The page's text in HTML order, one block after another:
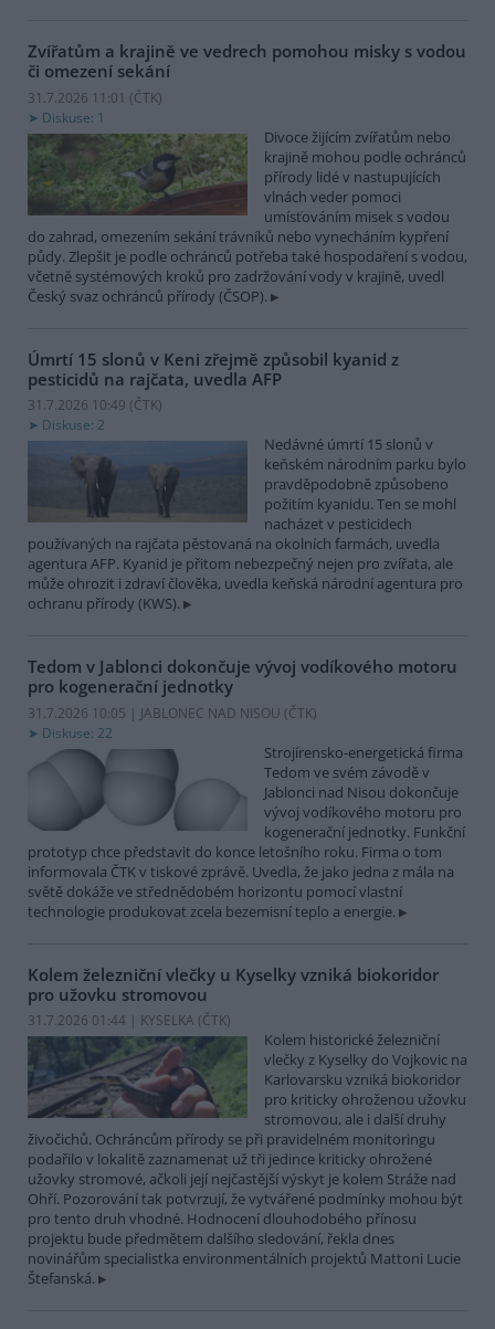
Zvířatům a krajině ve vedrech pomohou misky s vodou
či omezení sekání
31.7.2026 11:01 (ČTK)
Diskuse: 1
Divoce žijícím zvířatům nebo
krajině mohou podle ochránců
přírody lidé v nastupujících
vlnách veder pomoci
umísťováním misek s vodou
do zahrad, omezením sekání trávníků nebo vynecháním kypření
půdy. Zlepšit je podle ochránců potřeba také hospodaření s vodou,
včetně systémových kroků pro zadržování vody v krajině, uvedl
Český svaz ochránců přírody (ČSOP).
Úmrtí 15 slonů v Keni zřejmě způsobil kyanid z
pesticidů na rajčata, uvedla AFP
31.7.2026 10:49 (ČTK)
Diskuse: 2
Nedávné úmrtí 15 slonů v
keňském národním parku bylo
pravděpodobně způsobeno
požitím kyanidu. Ten se mohl
nacházet v pesticidech
používaných na rajčata pěstovaná na okolních farmách, uvedla
agentura AFP. Kyanid je přitom nebezpečný nejen pro zvířata, ale
může ohrozit i zdraví člověka, uvedla keňská národní agentura pro
ochranu přírody (KWS).
Tedom v Jablonci dokončuje vývoj vodíkového motoru
pro kogenerační jednotky
31.7.2026 10:05 | JABLONEC NAD NISOU (ČTK)
Diskuse: 22
Strojírensko-energetická firma
Tedom ve svém závodě v
Jablonci nad Nisou dokončuje
vývoj vodíkového motoru pro
kogenerační jednotky. Funkční
prototyp chce představit do konce letošního roku. Firma o tom
informovala ČTK v tiskové zprávě. Uvedla, že jako jedna z mála na
světě dokáže ve střednědobém horizontu pomocí vlastní
technologie produkovat zcela bezemisní teplo a energie.
Kolem železniční vlečky u Kyselky vzniká biokoridor
pro užovku stromovou
31.7.2026 01:44 | KYSELKA (ČTK)
Kolem historické železniční
vlečky z Kyselky do Vojkovic na
Karlovarsku vzniká biokoridor
pro kriticky ohroženou užovku
stromovou, ale i další druhy
živočichů. Ochráncům přírody se při pravidelném monitoringu
podařilo v lokalitě zaznamenat už tři jedince kriticky ohrožené
užovky stromové, ačkoli její nejčastější výskyt je kolem Stráže nad
Ohří. Pozorování tak potvrzují, že vytvářené podmínky mohou být
pro tento druh vhodné. Hodnocení dlouhodobého přínosu
projektu bude předmětem dalšího sledování, řekla dnes
novinářům specialistka environmentálních projektů Mattoni Lucie
Štefanská.